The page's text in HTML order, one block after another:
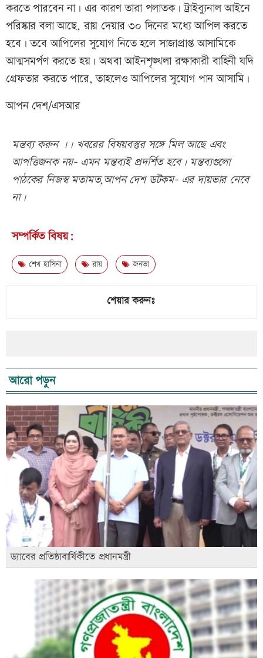
করতে পারবেন না। এর কারণ তারা পলাতক। ট্রাইব্যুনাল আইনে
পরিষ্কার বলা আছে, রায় দেয়ার ৩০ দিনের মধ্যে আপিল করতে
হবে। তবে আপিলের সুযোগ নিতে হলে সাজাপ্রাপ্ত আসামিকে
আত্মসমর্পণ করতে হয়। অথবা আইনশৃঙ্খলা রক্ষাকারী বাহিনী যদি
গ্রেফতার করতে পারে, তাহলেও আপিলের সুযোগ পান আসামি।
আপন দেশ/এসআর
মন্তব্য করুন ।। খবরের বিষয়বস্তুর সঙ্গে মিল আছে এবং
আপত্তিজনক নয়- এমন মন্তব্যই প্রদর্শিত হবে। মন্তব্যগুলো
পাঠকের নিজস্ব মতামত,আপন দেশ ডটকম- এর দায়ভার নেবে
না।
সম্পর্কিত বিষয়:
শেখ হাসিনা রায় জনতা
শেয়ার করুনঃ
আরো পড়ুন
ড্যাবের প্রতিষ্ঠাবার্ষিকীতে প্রধানমন্ত্রী